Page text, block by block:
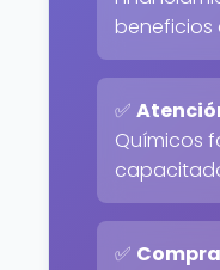
beneficios
✅
Químicos
✅